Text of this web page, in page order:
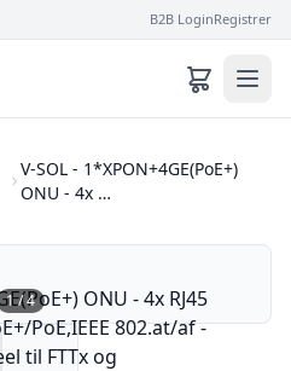
B2B LoginRegistrer
V-SOL - 1*XPON+4GE(PoE+)
ONU - 4x …
1/4